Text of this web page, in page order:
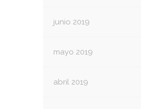
junio 2019
mayo 2019
abril 2019